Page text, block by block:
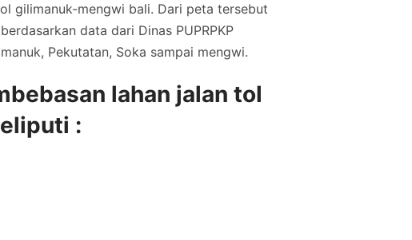
gilimanuk-mengwi bali. Dari peta tersebut
data dari Dinas PUPRPKP
Pekutatan, Soka sampai mengwi.
lahan jalan tol
: